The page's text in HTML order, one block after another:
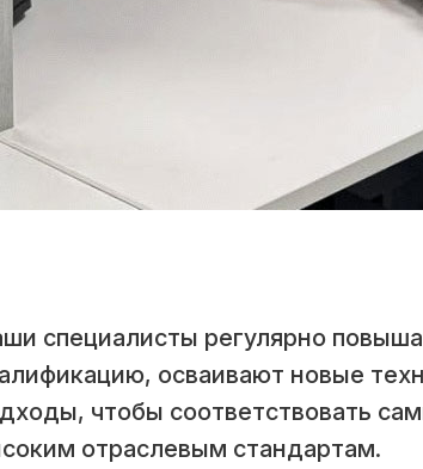
специалисты регулярно
осваивают новые
чтобы соответствовать
отраслевым стандартам.